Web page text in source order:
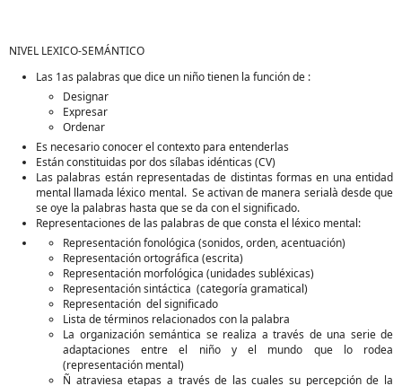
NIVEL LEXICO-SEMÁNTICO
Las 1as palabras que dice un niño tienen la función de :
Designar
Expresar
Ordenar
Es necesario conocer el contexto para entenderlas
Están constituidas por dos sílabas idénticas (CV)
Las palabras están representadas de distintas formas en una entidad
mental llamada léxico mental. Se activan de manera serialà desde que
se oye la palabras hasta que se da con el significado.
Representaciones de las palabras de que consta el léxico mental:
Representación fonológica (sonidos, orden, acentuación)
Representación ortográfica (escrita)
Representación morfológica (unidades subléxicas)
Representación sintáctica (categoría gramatical)
Representación del significado
Lista de términos relacionados con la palabra
La organización semántica se realiza a través de una serie de
adaptaciones entre el niño y el mundo que lo rodea
(representación mental)
Ñ atraviesa etapas a través de las cuales su percepción de la